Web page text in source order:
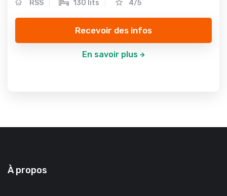
RSS 130 lits 4/5
Recevoir des infos
En savoir plus
À propos